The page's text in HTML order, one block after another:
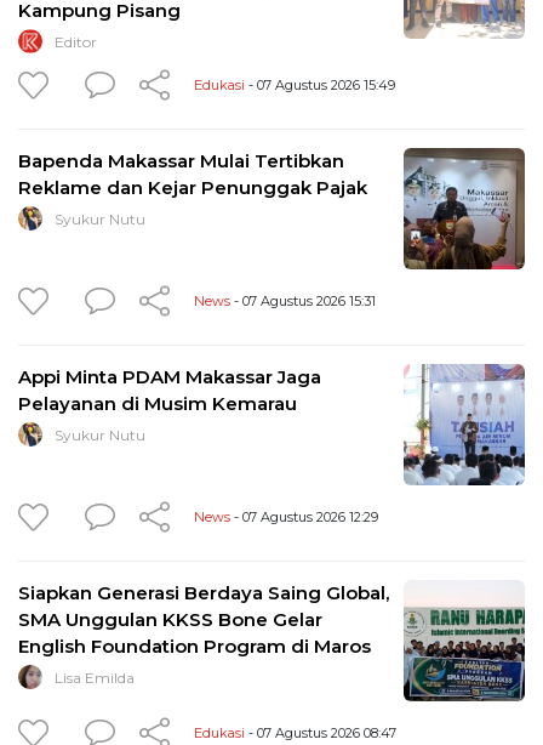
Kampung Pisang
Editor
Edukasi - 07 Agustus 2026 15:49
Bapenda Makassar Mulai Tertibkan
Reklame dan Kejar Penunggak Pajak
Syukur Nutu
News - 07 Agustus 2026 15:31
Appi Minta PDAM Makassar Jaga
Pelayanan di Musim Kemarau
Syukur Nutu
News - 07 Agustus 2026 12:29
Siapkan Generasi Berdaya Saing Global,
SMA Unggulan KKSS Bone Gelar
English Foundation Program di Maros
Lisa Emilda
Edukasi - 07 Agustus 2026 08:47